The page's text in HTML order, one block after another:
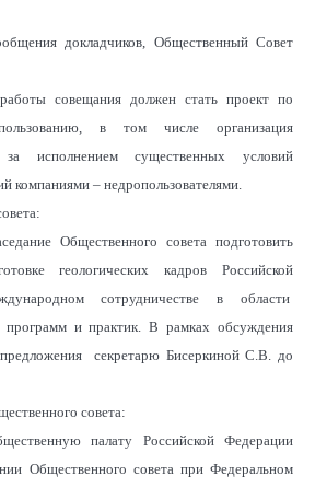
докладчиков, Общественный Совет
совещания должен стать проект по
в том числе организация
за исполнением существенных условий
компаниями – недропользователями.
Общественного совета подготовить
геологических кадров Российской
сотрудничестве в области
программ и практик. В рамках обсуждения
секретарю Бисеркиной С.В. до
совета:
палату Российской Федерации
Общественного совета при Федеральном